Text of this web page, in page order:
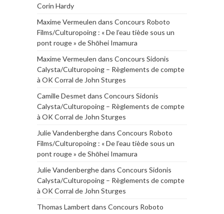
Corin Hardy
Maxime Vermeulen dans Concours Roboto
Films/Culturopoing : « De l’eau tiède sous un
pont rouge » de Shōhei Imamura
Maxime Vermeulen dans Concours Sidonis
Calysta/Culturopoing – Règlements de compte
à OK Corral de John Sturges
Camille Desmet dans Concours Sidonis
Calysta/Culturopoing – Règlements de compte
à OK Corral de John Sturges
Julie Vandenberghedans Concours Roboto
Films/Culturopoing : « De l’eau tiède sous un
pont rouge » de Shōhei Imamura
Julie Vandenberghedans Concours Sidonis
Calysta/Culturopoing – Règlements de compte
à OK Corral de John Sturges
Thomas Lambert dans Concours Roboto